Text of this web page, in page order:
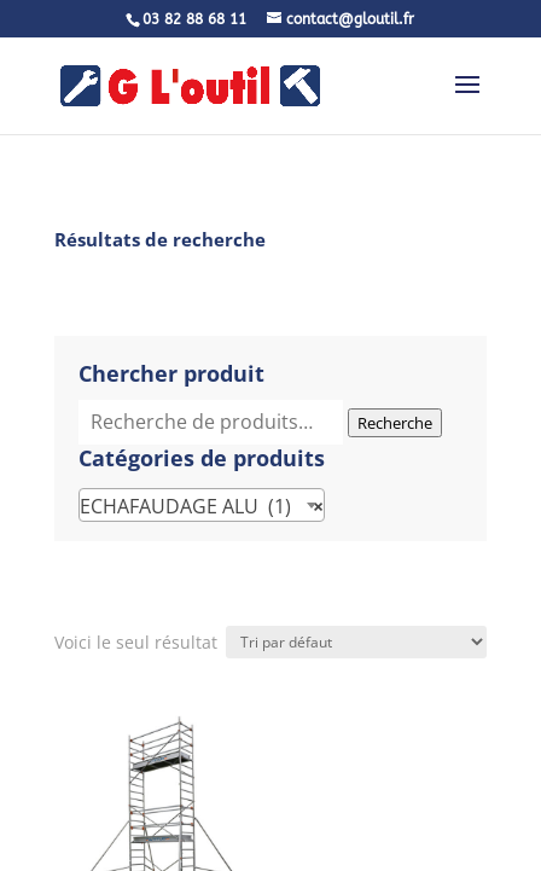
03 82 88 68 11 contact@gloutil.fr
Résultats de recherche
Chercher produit
Recherche
pour :
Recherche
Catégories de produits
×
ECHAFAUDAGE ALU (1)
Voici le seul résultat